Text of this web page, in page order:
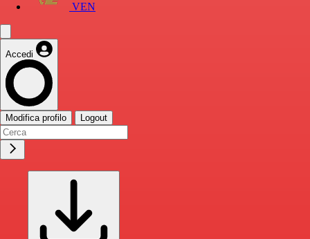
VEN
Accedi
Modifica profilo Logout